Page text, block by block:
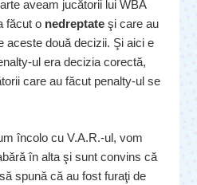
aveam jucătorii lui WBA
făcut o nedreptate şi care au
aceste două decizii. Şi aici e
ul era decizia corectă,
care au făcut penalty-ul se
încolo cu V.A.R.-ul, vom
în alta şi sunt convins că
spună că au fost furaţi de